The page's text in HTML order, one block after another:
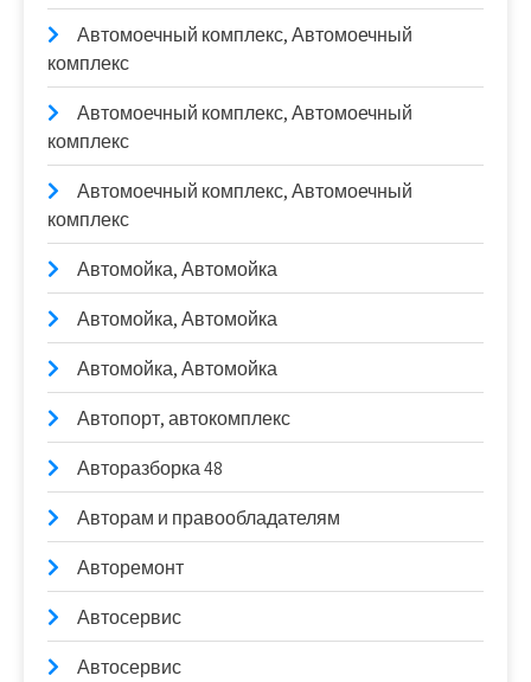
Автомоечный комплекс, Автомоечный
комплекс
Автомоечный комплекс, Автомоечный
комплекс
Автомоечный комплекс, Автомоечный
комплекс
Автомойка, Автомойка
Автомойка, Автомойка
Автомойка, Автомойка
Автопорт, автокомплекс
Авторазборка 48
Авторам и правообладателям
Авторемонт
Автосервис
Автосервис